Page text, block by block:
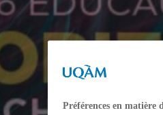
Préférences en matière